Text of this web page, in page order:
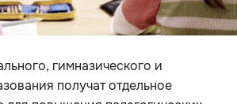
гимназического и
получат отдельное